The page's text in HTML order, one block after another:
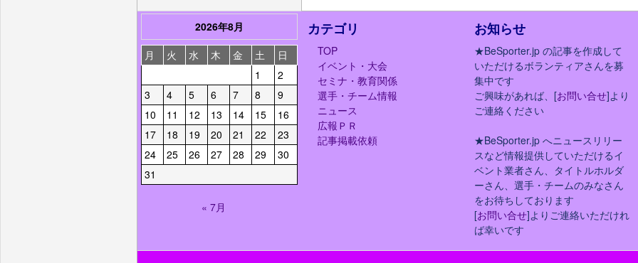
2026年8月
月
火 水 木 金 土
日
1
2
3
4 5 6 7 8
9
10
11 12 13 14 15
16
17
18 19 20 21 22
23
24
25 26 27 28 29
30
31
« 7月
カテゴリ
TOP
イベント・大会
セミナ・教育関係
選手・チーム情報
ニュース
広報ＰＲ
記事掲載依頼
お知らせ
★BeSporter.jp の記事を作成して
いただけるボランティアさんを募
集中です
ご興味があれば、[お問い合せ]より
ご連絡ください
★BeSporter.jp へニュースリリー
スなど情報提供していただけるイ
ベント業者さん、タイトルホルダ
ーさん、選手・チームのみなさん
をお待ちしております
[お問い合せ]よりご連絡いただけれ
ば幸いです